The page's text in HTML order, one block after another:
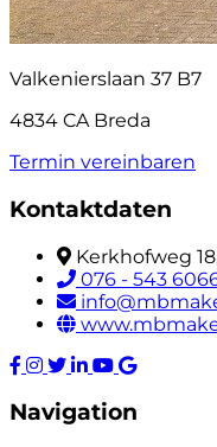
Valkenierslaan 37 B7
4834 CA Breda
Termin vereinbaren
Kontaktdaten
Kerkhofweg
076 - 543
Navigation